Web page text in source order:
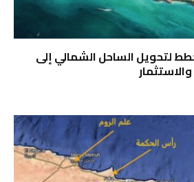
لتحويل الساحل الشمالي إلى